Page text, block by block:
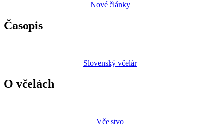
Nové články
Časopis
Slovenský včelár
O včelách
Včelstvo